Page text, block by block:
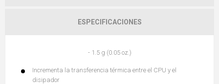
ESPECIFICACIONES
- 1.5 g (0.05 oz.)
Incrementa la transferencia térmica entre el CPU y el
disipador